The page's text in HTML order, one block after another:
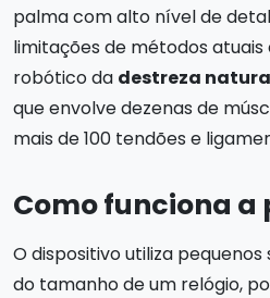
palma com alto nível de
limitações de métodos
robótico da destreza
que envolve dezenas de
mais de 100 tendões e
Como funciona a
O dispositivo utiliza
do tamanho de um relógio,